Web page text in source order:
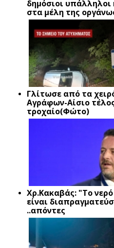
δημόσιοι
στα μέλη της
Γλίτωσε από τα
Αγράφων-Αίσιο
τροχαίο(Φώτο)
Xρ.Κακαβάς: "Το
είναι
..απόντες